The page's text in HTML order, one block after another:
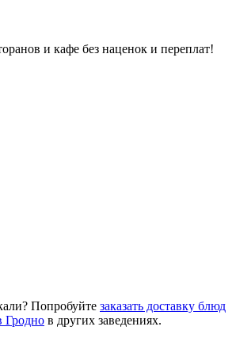
и кафе без наценок и переплат!
Попробуйте заказать доставку блюд
Гродно в других заведениях.